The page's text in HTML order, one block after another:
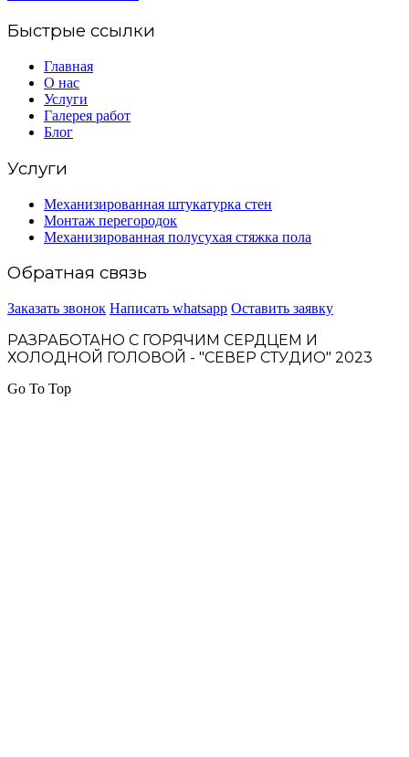
Быстрые ссылки
Главная
О нас
Услуги
Галерея работ
Блог
Услуги
Механизированная штукатурка стен
Монтаж перегородок
Механизированная полусухая стяжка пола
Обратная связь
Заказать звонок Написать whatsapp Оставить заявку
РАЗРАБОТАНО С ГОРЯЧИМ СЕРДЦЕМ И
ХОЛОДНОЙ ГОЛОВОЙ - "СЕВЕР СТУДИО" 2023
Go To Top